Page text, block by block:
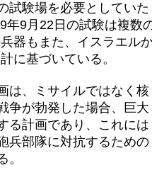
試験場を必要としていた
年9月22日の試験は複数
器もまた、イスラエル
に基づいている。
は、ミサイルではなく核
争が勃発した場合、巨大
る計画であり、これには
兵部隊に対抗するための
。